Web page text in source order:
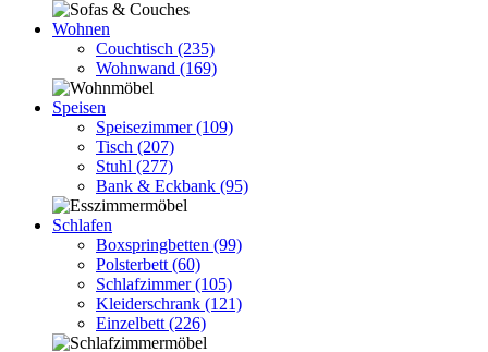
Wohnen
Couchtisch (235)
Wohnwand (169)
Speisen
Speisezimmer(109)
Tisch (207)
Stuhl (277)
Bank & Eckbank (95)
Schlafen
Boxspringbetten (99)
Polsterbett (60)
Schlafzimmer(105)
Kleiderschrank (121)
Einzelbett (226)